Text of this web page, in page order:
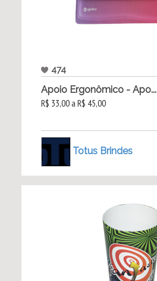
474
Apoio Ergonômico - Apo...
R$ 33,00 a R$ 45,00
Totus Brindes